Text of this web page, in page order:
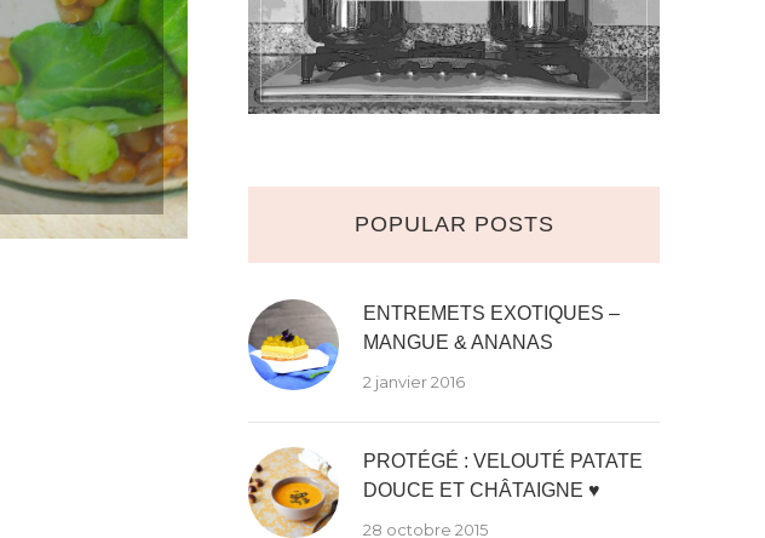
POPULAR POSTS
ENTREMETS EXOTIQUES –
MANGUE & ANANAS
2 janvier 2016
PROTÉGÉ : VELOUTÉ PATATE
DOUCE ET CHÂTAIGNE ♥
28 octobre 2015